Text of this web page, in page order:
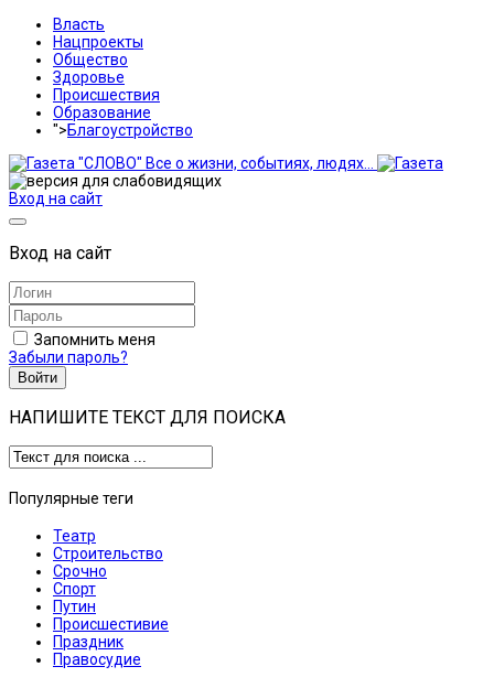
Власть
Нацпроекты
Общество
Здоровье
Происшествия
Образование
">Благоустройство
Вход на сайт
Вход на сайт
Запомнить меня
Забыли пароль?
Войти
НАПИШИТЕ ТЕКСТ ДЛЯ ПОИСКА
Популярные теги
Театр
Строительство
Срочно
Спорт
Путин
Происшестивие
Праздник
Правосудие